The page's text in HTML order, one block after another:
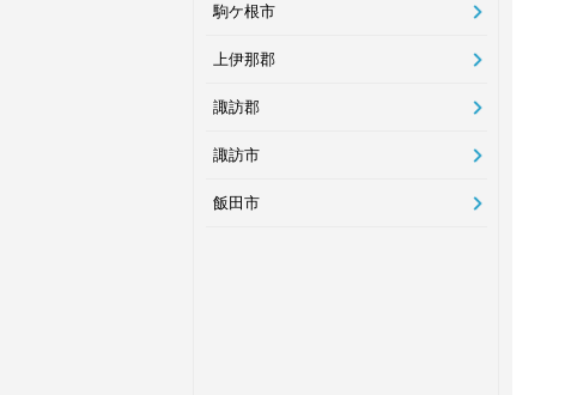
駒ケ根市
上伊那郡
諏訪郡
諏訪市
飯田市